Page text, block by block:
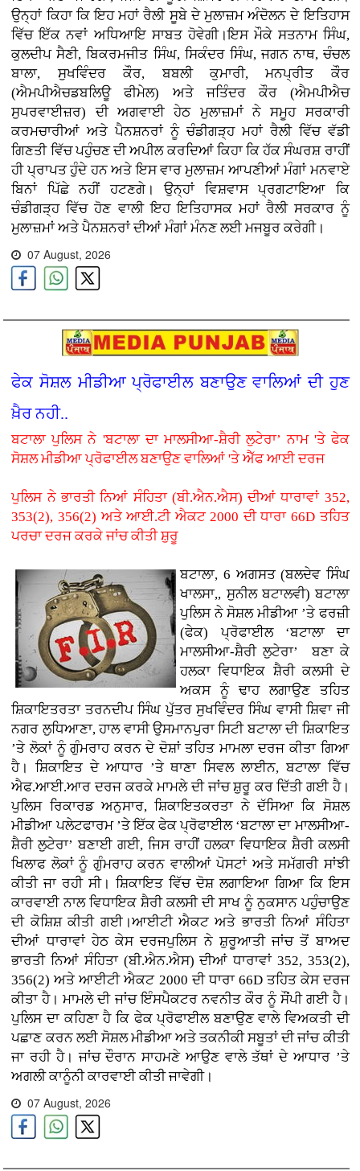
ਉਨ੍ਹਾਂ ਕਿਹਾ ਕਿ ਇਹ ਮਹਾਂ ਰੈਲੀ ਸੂਬੇ ਦੇ ਮੁਲਾਜ਼ਮ ਅੰਦੋਲਨ ਦੇ ਇਤਿਹਾਸ
ਵਿੱਚ ਇੱਕ ਨਵਾਂ ਅਧਿਆਇ ਸਾਬਤ ਹੋਵੇਗੀ।ਇਸ ਮੌਕੇ ਸਤਨਾਮ ਸਿੰਘ,
ਕੁਲਦੀਪ ਸੈਣੀ, ਬਿਕਰਮਜੀਤ ਸਿੰਘ, ਸਿਕੰਦਰ ਸਿੰਘ, ਜਗਨ ਨਾਥ, ਚੰਚਲ
ਬਾਲਾ, ਸੁਖਵਿੰਦਰ ਕੌਰ, ਬਬਲੀ ਕੁਮਾਰੀ, ਮਨਪ੍ਰੀਤ ਕੌਰ
(ਐਮਪੀਐਚਡਬਲਿਊ ਫੀਮੇਲ) ਅਤੇ ਜਤਿੰਦਰ ਕੌਰ (ਐਮਪੀਐਚ
ਸੁਪਰਵਾਈਜ਼ਰ) ਦੀ ਅਗਵਾਈ ਹੇਠ ਮੁਲਾਜ਼ਮਾਂ ਨੇ ਸਮੂਹ ਸਰਕਾਰੀ
ਕਰਮਚਾਰੀਆਂ ਅਤੇ ਪੈਨਸ਼ਨਰਾਂ ਨੂੰ ਚੰਡੀਗੜ੍ਹ ਮਹਾਂ ਰੈਲੀ ਵਿੱਚ ਵੱਡੀ
ਗਿਣਤੀ ਵਿੱਚ ਪਹੁੰਚਣ ਦੀ ਅਪੀਲ ਕਰਦਿਆਂ ਕਿਹਾ ਕਿ ਹੱਕ ਸੰਘਰਸ਼ ਰਾਹੀਂ
ਹੀ ਪ੍ਰਾਪਤ ਹੁੰਦੇ ਹਨ ਅਤੇ ਇਸ ਵਾਰ ਮੁਲਾਜ਼ਮ ਆਪਣੀਆਂ ਮੰਗਾਂ ਮਨਵਾਏ
ਬਿਨਾਂ ਪਿੱਛੇ ਨਹੀਂ ਹਟਣਗੇ। ਉਨ੍ਹਾਂ ਵਿਸ਼ਵਾਸ ਪ੍ਰਗਟਾਇਆ ਕਿ
ਚੰਡੀਗੜ੍ਹ ਵਿੱਚ ਹੋਣ ਵਾਲੀ ਇਹ ਇਤਿਹਾਸਕ ਮਹਾਂ ਰੈਲੀ ਸਰਕਾਰ ਨੂੰ
ਮੁਲਾਜ਼ਮਾਂ ਅਤੇ ਪੈਨਸ਼ਨਰਾਂ ਦੀਆਂ ਮੰਗਾਂ ਮੰਨਣ ਲਈ ਮਜਬੂਰ ਕਰੇਗੀ।
07 August, 2026
ਫੇਕ ਸੋਸ਼ਲ ਮੀਡੀਆ ਪ੍ਰੋਫਾਈਲ ਬਣਾਉਣ ਵਾਲਿਆਂ ਦੀ ਹੁਣ
ਖ਼ੈਰ ਨਹੀ..
ਬਟਾਲਾ ਪੁਲਿਸ ਨੇ 'ਬਟਾਲਾ ਦਾ ਮਾਲਸੀਆ-ਸ਼ੈਰੀ ਲੁਟੇਰਾ’ ਨਾਮ 'ਤੇ ਫੇਕ
ਸੋਸ਼ਲ ਮੀਡੀਆ ਪ੍ਰੋਫਾਈਲ ਬਣਾਉਣ ਵਾਲਿਆਂ 'ਤੇ ਐੱਫ ਆਈ ਦਰਜ
ਪੁਲਿਸ ਨੇ ਭਾਰਤੀ ਨਿਆਂ ਸੰਹਿਤਾ (ਬੀ.ਐਨ.ਐਸ) ਦੀਆਂ ਧਾਰਾਵਾਂ 352,
353(2), 356(2) ਅਤੇ ਆਈ.ਟੀ ਐਕਟ 2000 ਦੀ ਧਾਰਾ 66D ਤਹਿਤ
ਪਰਚਾ ਦਰਜ ਕਰਕੇ ਜਾਂਚ ਕੀਤੀ ਸ਼ੁਰੂ
ਬਟਾਲਾ, 6 ਅਗਸਤ (ਬਲਦੇਵ ਸਿੰਘ
ਖਾਲਸਾ,, ਸੁਨੀਲ ਬਟਾਲਵੀ) ਬਟਾਲਾ
ਪੁਲਿਸ ਨੇ ਸੋਸ਼ਲ ਮੀਡੀਆ ’ਤੇ ਫਰਜ਼ੀ
(ਫੇਕ) ਪ੍ਰੋਫਾਈਲ ‘ਬਟਾਲਾ ਦਾ
ਮਾਲਸੀਆ-ਸ਼ੈਰੀ ਲੁਟੇਰਾ’ ਬਣਾ ਕੇ
ਹਲਕਾ ਵਿਧਾਇਕ ਸ਼ੈਰੀ ਕਲਸੀ ਦੇ
ਅਕਸ ਨੂੰ ਢਾਹ ਲਗਾਉਣ ਤਹਿਤ
ਸ਼ਿਕਾਇਤਰਤਾ ਤਰਨਦੀਪ ਸਿੰਘ ਪੁੱਤਰ ਸੁਖਵਿੰਦਰ ਸਿੰਘ ਵਾਸੀ ਸ਼ਿਵਾ ਜੀ
ਨਗਰ ਲੁਧਿਆਣਾ, ਹਾਲ ਵਾਸੀ ਉਸਮਾਨਪੁਰਾ ਸਿਟੀ ਬਟਾਲਾ ਦੀ ਸ਼ਿਕਾਇਤ
’ਤੇ ਲੋਕਾਂ ਨੂੰ ਗੁੰਮਰਾਹ ਕਰਨ ਦੇ ਦੋਸ਼ਾਂ ਤਹਿਤ ਮਾਮਲਾ ਦਰਜ ਕੀਤਾ ਗਿਆ
ਹੈ। ਸ਼ਿਕਾਇਤ ਦੇ ਆਧਾਰ ’ਤੇ ਥਾਣਾ ਸਿਵਲ ਲਾਈਨ, ਬਟਾਲਾ ਵਿੱਚ
ਐਫ.ਆਈ.ਆਰ ਦਰਜ ਕਰਕੇ ਮਾਮਲੇ ਦੀ ਜਾਂਚ ਸ਼ੁਰੂ ਕਰ ਦਿੱਤੀ ਗਈ ਹੈ।
ਪੁਲਿਸ ਰਿਕਾਰਡ ਅਨੁਸਾਰ, ਸ਼ਿਕਾਇਤਕਰਤਾ ਨੇ ਦੱਸਿਆ ਕਿ ਸੋਸ਼ਲ
ਮੀਡੀਆ ਪਲੇਟਫਾਰਮ ’ਤੇ ਇੱਕ ਫੇਕ ਪ੍ਰੋਫਾਈਲ ‘ਬਟਾਲਾ ਦਾ ਮਾਲਸੀਆ-
ਸ਼ੈਰੀ ਲੁਟੇਰਾ’ ਬਣਾਈ ਗਈ, ਜਿਸ ਰਾਹੀਂ ਹਲਕਾ ਵਿਧਾਇਕ ਸ਼ੈਰੀ ਕਲਸੀ
ਖਿਲਾਫ ਲੋਕਾਂ ਨੂੰ ਗੁੰਮਰਾਹ ਕਰਨ ਵਾਲੀਆਂ ਪੋਸਟਾਂ ਅਤੇ ਸਮੱਗਰੀ ਸਾਂਝੀ
ਕੀਤੀ ਜਾ ਰਹੀ ਸੀ। ਸ਼ਿਕਾਇਤ ਵਿੱਚ ਦੋਸ਼ ਲਗਾਇਆ ਗਿਆ ਕਿ ਇਸ
ਕਾਰਵਾਈ ਨਾਲ ਵਿਧਾਇਕ ਸ਼ੈਰੀ ਕਲਸੀ ਦੀ ਸਾਖ ਨੂੰ ਨੁਕਸਾਨ ਪਹੁੰਚਾਉਣ
ਦੀ ਕੋਸ਼ਿਸ਼ ਕੀਤੀ ਗਈ।ਆਈਟੀ ਐਕਟ ਅਤੇ ਭਾਰਤੀ ਨਿਆਂ ਸੰਹਿਤਾ
ਦੀਆਂ ਧਾਰਾਵਾਂ ਹੇਠ ਕੇਸ ਦਰਜਪੁਲਿਸ ਨੇ ਸ਼ੁਰੂਆਤੀ ਜਾਂਚ ਤੋਂ ਬਾਅਦ
ਭਾਰਤੀ ਨਿਆਂ ਸੰਹਿਤਾ (ਬੀ.ਐਨ.ਐਸ) ਦੀਆਂ ਧਾਰਾਵਾਂ 352, 353(2),
356(2) ਅਤੇ ਆਈਟੀ ਐਕਟ 2000 ਦੀ ਧਾਰਾ 66D ਤਹਿਤ ਕੇਸ ਦਰਜ
ਕੀਤਾ ਹੈ। ਮਾਮਲੇ ਦੀ ਜਾਂਚ ਇੰਸਪੈਕਟਰ ਨਵਨੀਤ ਕੌਰ ਨੂੰ ਸੌਂਪੀ ਗਈ ਹੈ।
ਪੁਲਿਸ ਦਾ ਕਹਿਣਾ ਹੈ ਕਿ ਫੇਕ ਪ੍ਰੋਫਾਈਲ ਬਣਾਉਣ ਵਾਲੇ ਵਿਅਕਤੀ ਦੀ
ਪਛਾਣ ਕਰਨ ਲਈ ਸੋਸ਼ਲ ਮੀਡੀਆ ਅਤੇ ਤਕਨੀਕੀ ਸਬੂਤਾਂ ਦੀ ਜਾਂਚ ਕੀਤੀ
ਜਾ ਰਹੀ ਹੈ। ਜਾਂਚ ਦੌਰਾਨ ਸਾਹਮਣੇ ਆਉਣ ਵਾਲੇ ਤੱਥਾਂ ਦੇ ਆਧਾਰ ’ਤੇ
ਅਗਲੀ ਕਾਨੂੰਨੀ ਕਾਰਵਾਈ ਕੀਤੀ ਜਾਵੇਗੀ।
07 August, 2026